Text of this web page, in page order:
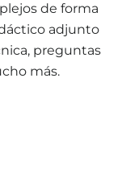
de forma
adjunto
preguntas
más.